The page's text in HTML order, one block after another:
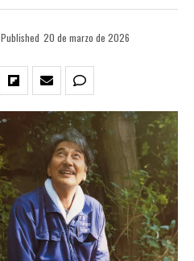
Published 20 de marzo de 2026